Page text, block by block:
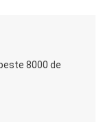
8000 de